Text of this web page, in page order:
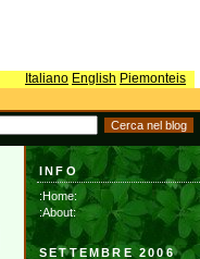
Italiano English Piemonteis
INFO
:Home:
:About:
SETTEMBRE 2006